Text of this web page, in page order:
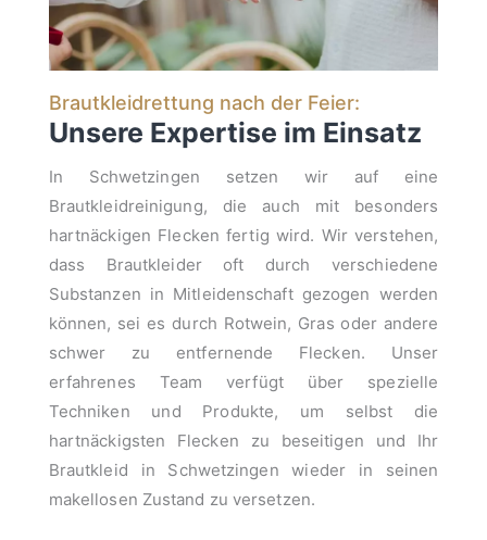
Brautkleidrettung nach der Feier:
Unsere Expertise im Einsatz
In Schwetzingen setzen wir auf eine
Brautkleidreinigung, die auch mit besonders
hartnäckigen Flecken fertig wird. Wir verstehen,
dass Brautkleider oft durch verschiedene
Substanzen in Mitleidenschaft gezogen werden
können, sei es durch Rotwein, Gras oder andere
schwer zu entfernende Flecken. Unser
erfahrenes Team verfügt über spezielle
Techniken und Produkte, um selbst die
hartnäckigsten Flecken zu beseitigen und Ihr
Brautkleid in Schwetzingen wieder in seinen
makellosen Zustand zu versetzen.